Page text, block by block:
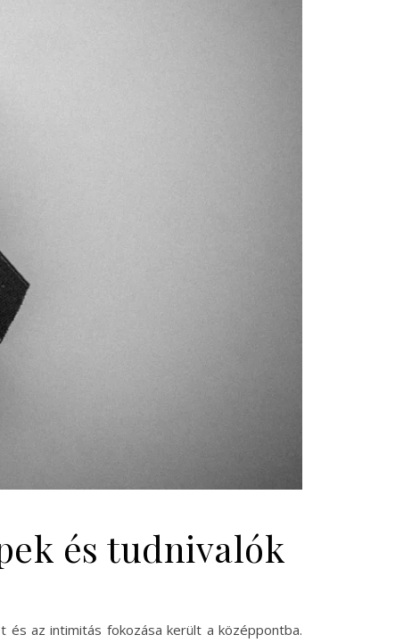
és tudnivalók
és az intimitás fokozása került a középpontba.